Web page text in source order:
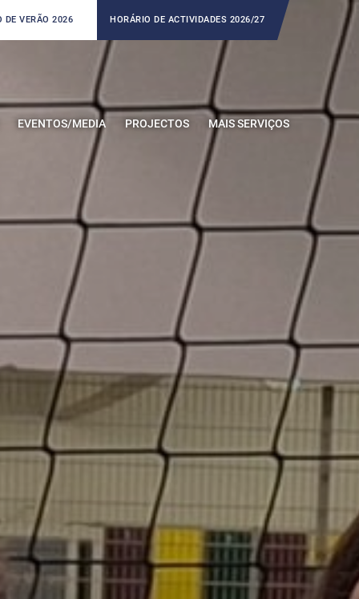
DE VERÃO 2026 HORÁRIO DE ACTIVIDADES 2026/27
EVENTOS/MEDIA PROJECTOS MAIS SERVIÇOS